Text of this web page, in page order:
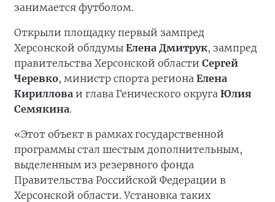
занимается футболом.
Открыли площадку первый зампред
Херсонской облдумы Елена Дмитрук, зампред
правительства Херсонской области Сергей
Черевко, министр спорта региона Елена
Кириллова и глава Генического округа Юлия
Семякина.
«Этот объект в рамках государственной
программы стал шестым дополнительным,
выделенным из резервного фонда
Правительства Российской Федерации в
Херсонской области. Установка таких